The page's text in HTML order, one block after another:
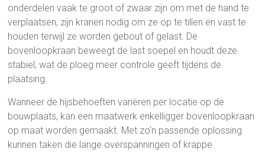
onderdelen vaak te groot of zwaar zijn om met de hand te
verplaatsen, zijn kranen nodig om ze op te tillen en vast te
houden terwijl ze worden gebout of gelast. De
bovenloopkraan beweegt de last soepel en houdt deze
stabiel, wat de ploeg meer controle geeft tijdens de
plaatsing.
Wanneer de hijsbehoeften variëren per locatie op de
bouwplaats, kan een maatwerk enkelligger bovenloopkraan
op maat worden gemaakt. Met zo’n passende oplossing
kunnen taken die lange overspanningen of krappe